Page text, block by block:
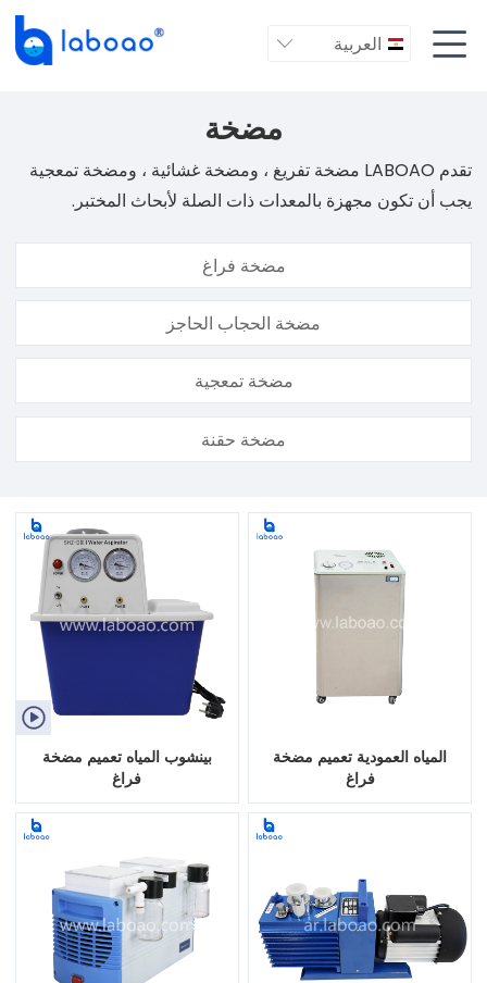
العربية  
مضخة
تقدم LABOAO مضخة تفريغ ، ومضخة غشائية ، ومضخة تمعجية
يجب أن تكون مجهزة بالمعدات ذات الصلة لأبحاث المختبر.
مضخة فراغ
مضخة الحجاب الحاجز
مضخة تمعجية
مضخة حقنة

بينشوب المياه تعميم مضخة
فراغ
المياه العمودية تعميم مضخة
فراغ